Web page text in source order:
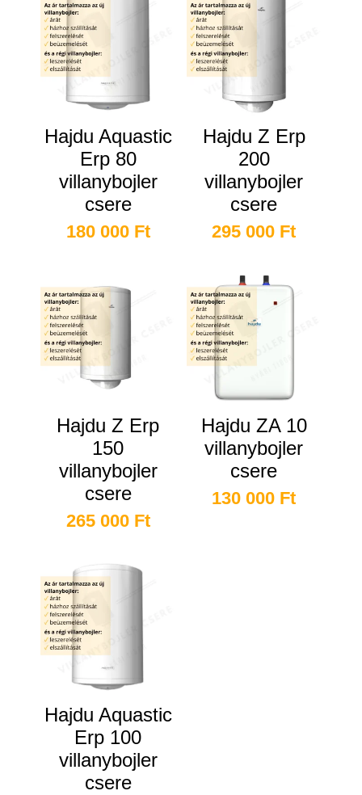
Hajdu Aquastic
Erp 80
villanybojler
csere
180 000 Ft
Hajdu Z Erp
200
villanybojler
csere
295 000 Ft
Hajdu Z Erp
150
villanybojler
csere
265 000 Ft
Hajdu ZA 10
villanybojler
csere
130 000 Ft
Hajdu Aquastic
Erp 100
villanybojler
csere